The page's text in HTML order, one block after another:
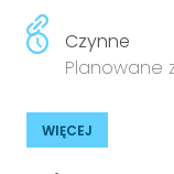
Czynne
Planowane
WIĘCEJ